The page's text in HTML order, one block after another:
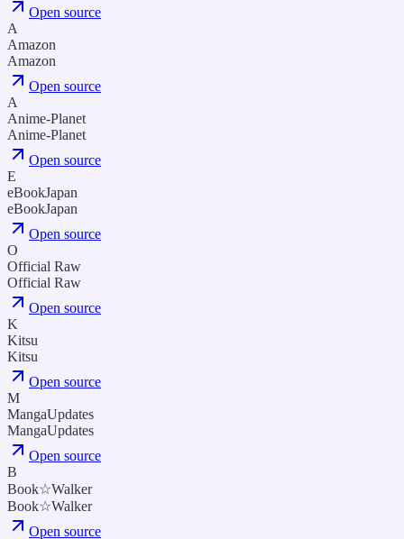
Open source
A
Amazon
Amazon
Open source
A
Anime-Planet
Anime-Planet
Open source
E
eBookJapan
eBookJapan
Open source
O
Official Raw
Official Raw
Open source
K
Kitsu
Kitsu
Open source
M
MangaUpdates
MangaUpdates
Open source
B
Book☆Walker
Book☆Walker
Open source